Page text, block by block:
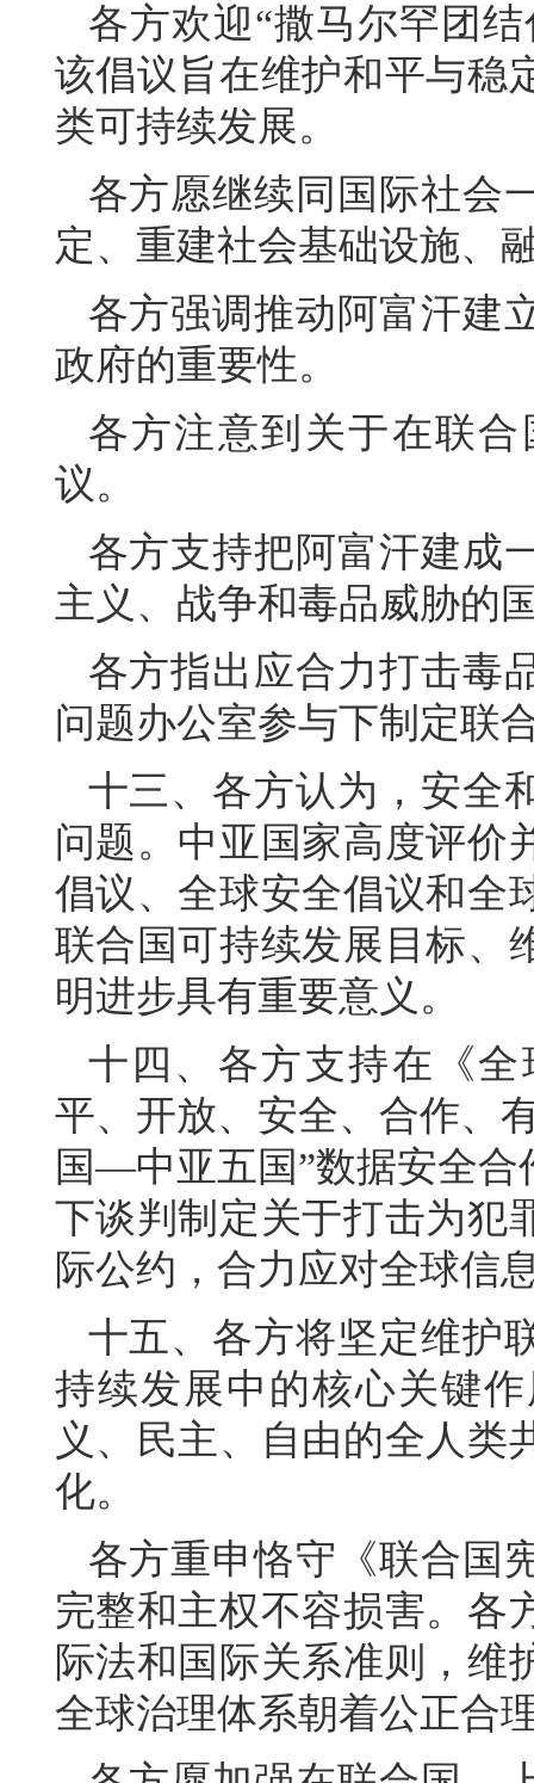
各方欢迎“撒马尔罕团
该倡议旨在维护和平与稳
类可持续发展。
各方愿继续同国际社会
定、重建社会基础设施、
各方强调推动阿富汗建
政府的重要性。
各方注意到关于在联
议。
各方支持把阿富汗建成
主义、战争和毒品威胁的
各方指出应合力打击毒
问题办公室参与下制定联
十三、各方认为，安全
问题。中亚国家高度评价
倡议、全球安全倡议和全
联合国可持续发展目标、
明进步具有重要意义。
十四、各方支持在《
平、开放、安全、合作、
国—中亚五国”数据安全合
下谈判制定关于打击为犯
际公约，合力应对全球信
十五、各方将坚定维护
持续发展中的核心关键
义、民主、自由的全人类
化。
各方重申恪守《联合国
完整和主权不容损害。各
际法和国际关系准则，维
全球治理体系朝着公正合